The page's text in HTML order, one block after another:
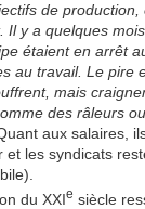
de production,
Il y a quelques
étaient en arrêt
au travail. Le pire
mais
des râleurs
Quant aux salaires,
et les syndicats
du XXIe siècle